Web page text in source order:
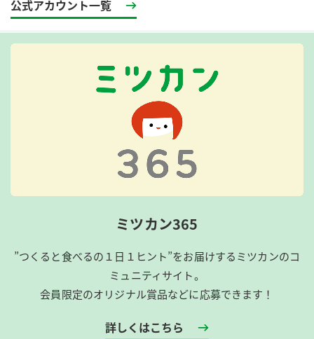
公式アカウント一覧
ミツカン365
”つくると食べるの１日１ヒント”をお届けするミツカンのコ
ミュニティサイト。
会員限定のオリジナル賞品などに応募できます！
詳しくはこちら